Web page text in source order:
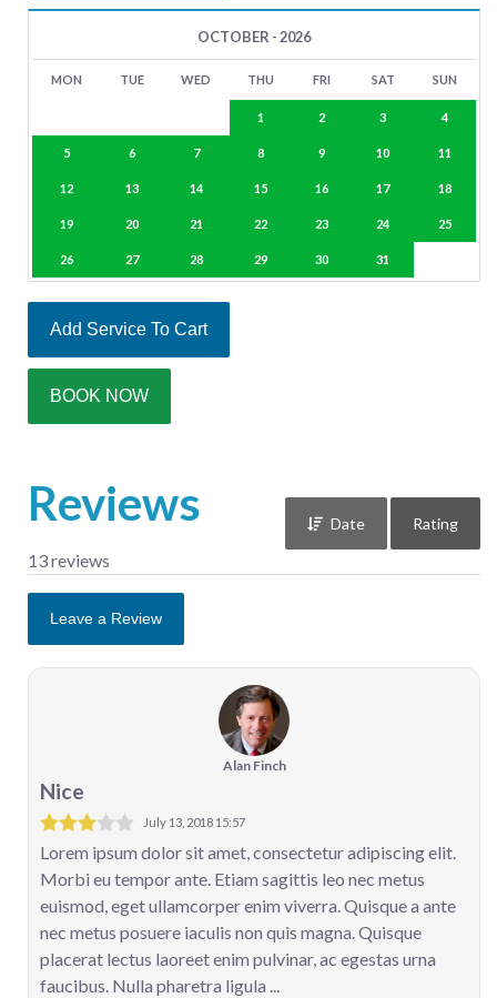
OCTOBER - 2026
MON TUE WED THU FRI SAT SUN
1 2 3 4
5 6 7 8 9 10 11
12 13 14 15 16 17 18
19 20 21 22 23 24 25
26 27 28 29 30 31
Add Service To Cart
BOOK NOW
Reviews
13 reviews
Date Rating
Leave a Review
Alan Finch
Nice
July 13, 2018 15:57
Lorem ipsum dolor sit amet, consectetur adipiscing elit.
Morbi eu tempor ante. Etiam sagittis leo nec metus
euismod, eget ullamcorper enim viverra. Quisque a ante
nec metus posuere iaculis non quis magna. Quisque
placerat lectus laoreet enim pulvinar, ac egestas urna
faucibus. Nulla pharetra ligula ...